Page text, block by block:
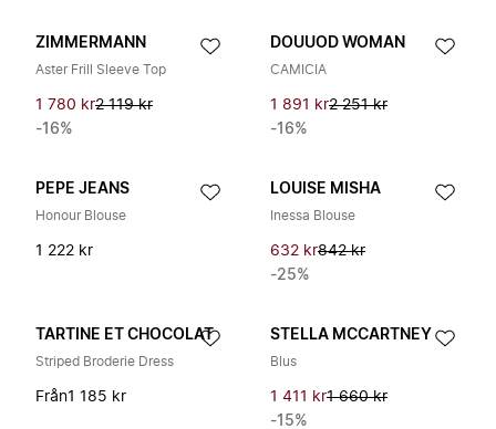
ZIMMERMANN
Aster Frill Sleeve Top
1 780 kr2 119 kr
-16%
DOUUOD WOMAN
CAMICIA
1 891 kr2 251 kr
-16%
PEPE JEANS
Honour Blouse
1 222 kr
LOUISE MISHA
Inessa Blouse
632 kr842 kr
-25%
TARTINE ET CHOCOLAT
Striped Broderie Dress
Från1 185 kr
STELLA MCCARTNEY
Blus
1 411 kr1 660 kr
-15%